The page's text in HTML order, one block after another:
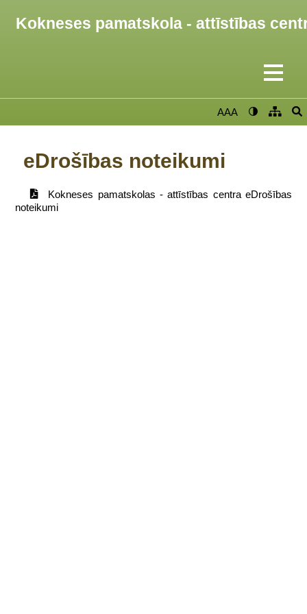
Kokneses pamatskola - attīstības
AAA
eDrošības noteikumi
Kokneses pamatskolas - attīstības centra eDrošības
noteikumi